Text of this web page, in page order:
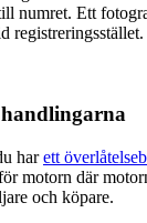
numret. Ett
registreringsstället.
harett
motorn där
och köpare.